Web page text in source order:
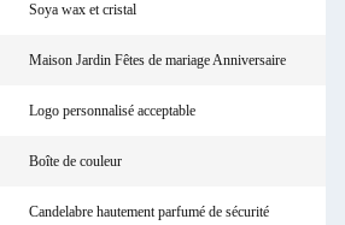
Soya wax et cristal
Maison Jardin Fêtes de mariage Anniversaire
Logo personnalisé acceptable
Boîte de couleur
Candelabre hautement parfumé de sécurité